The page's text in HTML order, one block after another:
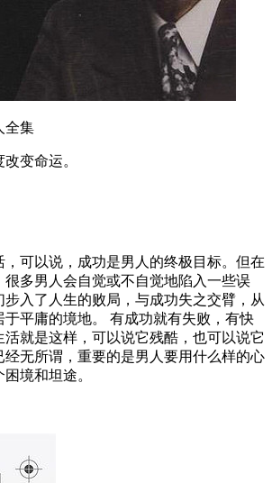
全集
变命运。
可以说，成功是男人的终极目标。但在
很多男人会自觉或不自觉地陷入一些误
步入了人生的败局，与成功失之交臂，从
平庸的境地。 有成功就有失败，有快
活就是这样，可以说它残酷，也可以说它
经无所谓，重要的是男人要用什么样的心
境和坦途。